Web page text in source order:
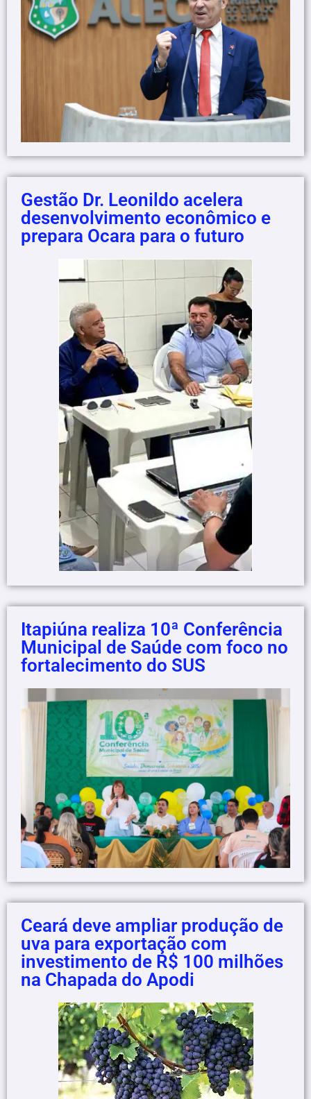
Gestão Dr. Leonildo acelera
desenvolvimento econômico e
prepara Ocara para o futuro
Itapiúna realiza 10ª Conferência
Municipal de Saúde com foco no
fortalecimento do SUS
Ceará deve ampliar produção de
uva para exportação com
investimento de R$ 100 milhões
na Chapada do Apodi